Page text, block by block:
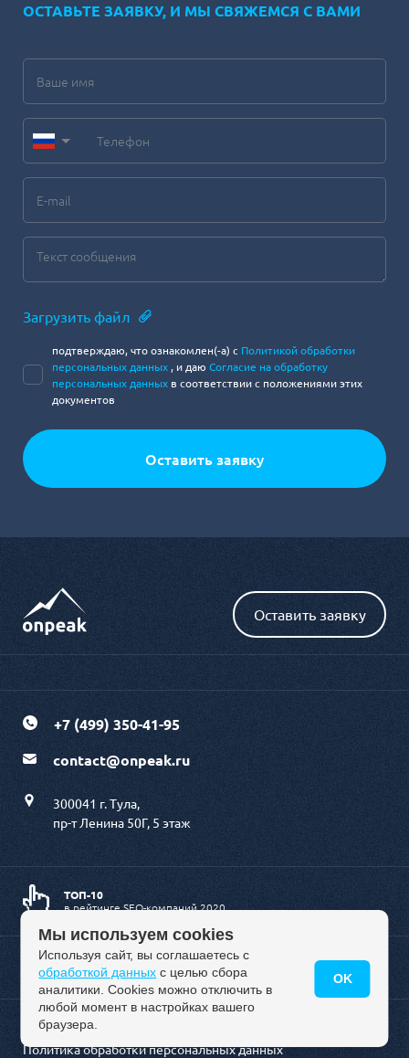
ОСТАВЬТЕ ЗАЯВКУ, И МЫ СВЯЖЕМСЯ С ВАМИ
Загрузить файл
подтверждаю, что ознакомлен(-а) с Политикой обработки
персональных данных , и даю Согласие на обработку
персональных данных в соответствии с положениями этих
документов
Оставить заявку
+7 (499) 350-41-95
contact@onpeak.ru
300041 г. Тула,
пр-т Ленина 50Г, 5 этаж
ТОП-10
в рейтинге SEO-компаний 2020
ЗОЛОТОЙ
партнер 1С-Битрикс
Политика обработки персональных данных
Мы используем cookies
Используя сайт, вы соглашаетесь с
обработкой данных с целью сбора
аналитики. Cookies можно отключить в
любой момент в настройках вашего
браузера.
OK